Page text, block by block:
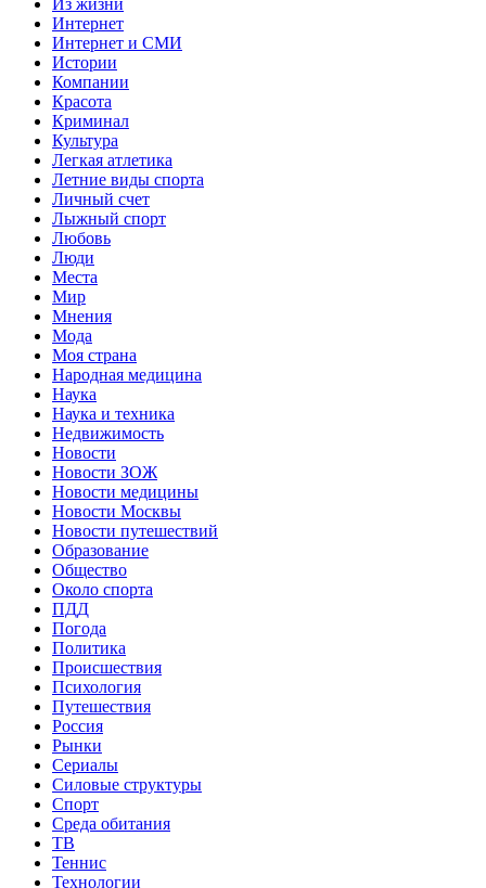
Из жизни
Интернет
Интернет и СМИ
Истории
Компании
Красота
Криминал
Культура
Легкая атлетика
Летние виды спорта
Личный счет
Лыжный спорт
Любовь
Люди
Места
Мир
Мнения
Мода
Моя страна
Народная медицина
Наука
Наука и техника
Недвижимость
Новости
Новости ЗОЖ
Новости медицины
Новости Москвы
Новости путешествий
Образование
Общество
Около спорта
ПДД
Погода
Политика
Происшествия
Психология
Путешествия
Россия
Рынки
Сериалы
Силовые структуры
Спорт
Среда обитания
ТВ
Теннис
Технологии